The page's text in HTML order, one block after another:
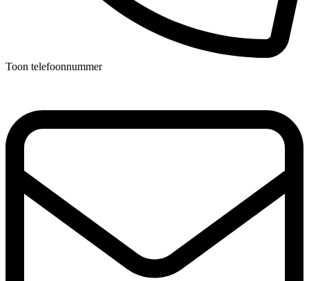
Toon telefoonnummer